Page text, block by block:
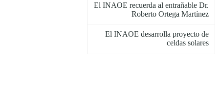
El INAOE recuerda al entrañable Dr.
Roberto Ortega Martínez
El INAOE desarrolla proyecto de
celdas solares